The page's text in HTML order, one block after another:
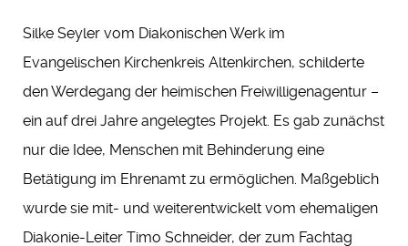
Silke Seyler vom Diakonischen Werk im
Evangelischen Kirchenkreis Altenkirchen, schilderte
den Werdegang der heimischen Freiwilligenagentur –
ein auf drei Jahre angelegtes Projekt. Es gab zunächst
nur die Idee, Menschen mit Behinderung eine
Betätigung im Ehrenamt zu ermöglichen. Maßgeblich
wurde sie mit- und weiterentwickelt vom ehemaligen
Diakonie-Leiter Timo Schneider, der zum Fachtag